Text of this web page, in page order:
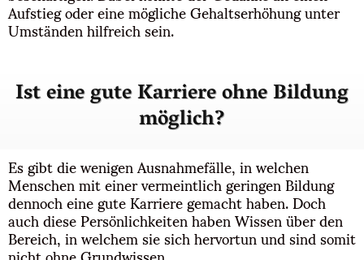
Aufstieg oder eine mögliche Gehaltserhöhung unter
Umständen hilfreich sein.
Ist eine gute Karriere ohne Bildung
möglich?
Es gibt die wenigen Ausnahmefälle, in welchen
Menschen mit einer vermeintlich geringen Bildung
dennoch eine gute Karriere gemacht haben. Doch
auch diese Persönlichkeiten haben Wissen über den
Bereich, in welchem sie sich hervortun und sind somit